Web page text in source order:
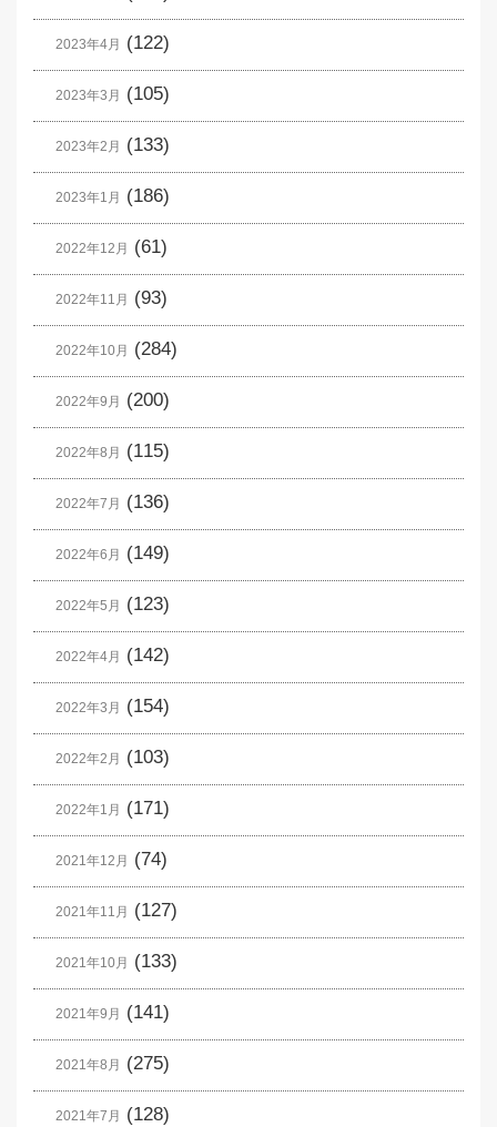
2023年4月 (122)
2023年3月 (105)
2023年2月 (133)
2023年1月 (186)
2022年12月 (61)
2022年11月 (93)
2022年10月 (284)
2022年9月 (200)
2022年8月 (115)
2022年7月 (136)
2022年6月 (149)
2022年5月 (123)
2022年4月 (142)
2022年3月 (154)
2022年2月 (103)
2022年1月 (171)
2021年12月 (74)
2021年11月 (127)
2021年10月 (133)
2021年9月 (141)
2021年8月 (275)
2021年7月 (128)